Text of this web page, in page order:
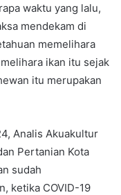
waktu yang lalu,
mendekam di
memelihara
ikan itu sejak
itu merupakan
Analis Akuakultur
Pertanian Kota
sudah
ketika COVID-19